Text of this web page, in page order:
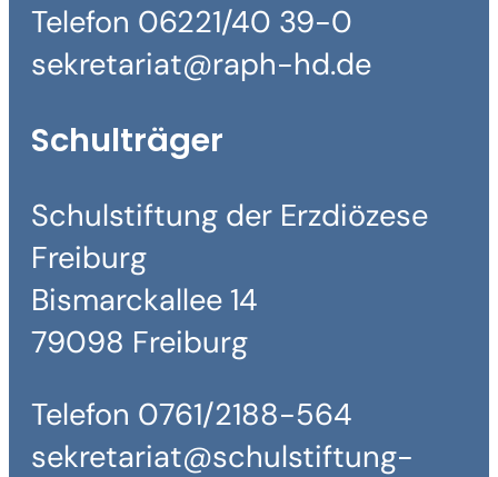
Telefon 06221/40 39-0
sekretariat@raph-hd.de
Schulträger
Schulstiftung der Erzdiözese
Freiburg
Bismarckallee 14
79098 Freiburg
Telefon 0761/2188-564
sekretariat@schulstiftung-